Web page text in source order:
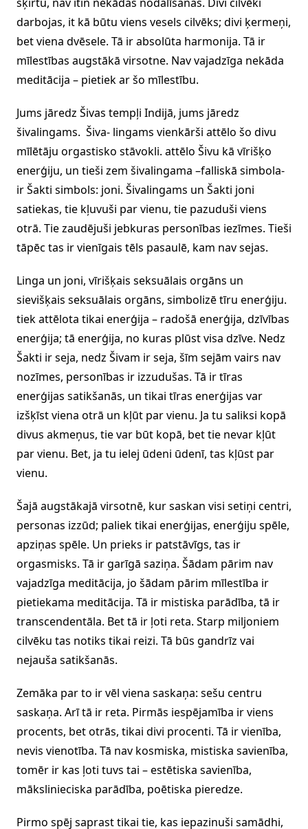
darbojas, it kā būtu viens vesels cilvēks; divi ķermeņi,
bet viena dvēsele. Tā ir absolūta harmonija. Tā ir
mīlestības augstākā virsotne. Nav vajadzīga nekāda
meditācija – pietiek ar šo mīlestību.
Jums jāredz Šivas tempļi Indijā, jums jāredz
šivalingams. Šiva- lingams vienkārši attēlo šo divu
mīlētāju orgastisko stāvokli. attēlo Šivu kā vīrišķo
enerģiju, un tieši zem šivalingama –falliskā simbola-
ir Šakti simbols: joni. Šivalingams un Šakti joni
satiekas, tie kļuvuši par vienu, tie pazuduši viens
otrā. Tie zaudējuši jebkuras personības iezīmes. Tieši
tāpēc tas ir vienīgais tēls pasaulē, kam nav sejas.
Linga un joni, vīrišķais seksuālais orgāns un
sievišķais seksuālais orgāns, simbolizē tīru enerģiju.
tiek attēlota tikai enerģija – radošā enerģija, dzīvības
enerģija; tā enerģija, no kuras plūst visa dzīve. Nedz
Šakti ir seja, nedz Šivam ir seja, šīm sejām vairs nav
nozīmes, personības ir izzudušas. Tā ir tīras
enerģijas satikšanās, un tikai tīras enerģijas var
izšķīst viena otrā un kļūt par vienu. Ja tu saliksi kopā
divus akmeņus, tie var būt kopā, bet tie nevar kļūt
par vienu. Bet, ja tu ielej ūdeni ūdenī, tas kļūst par
vienu.
Šajā augstākajā virsotnē, kur saskan visi setiņi centri,
personas izzūd; paliek tikai enerģijas, enerģiju spēle,
apziņas spēle. Un prieks ir patstāvīgs, tas ir
orgasmisks. Tā ir garīgā saziņa. Šādam pārim nav
vajadzīga meditācija, jo šādam pārim mīlestība ir
pietiekama meditācija. Tā ir mistiska parādība, tā ir
transcendentāla. Bet tā ir ļoti reta. Starp miljoniem
cilvēku tas notiks tikai reizi. Tā būs gandrīz vai
nejauša satikšanās.
Zemāka par to ir vēl viena saskaņa: sešu centru
saskaņa. Arī tā ir reta. Pirmās iespējamība ir viens
procents, bet otrās, tikai divi procenti. Tā ir vienība,
nevis vienotība. Tā nav kosmiska, mistiska savienība,
tomēr ir kas ļoti tuvs tai – estētiska savienība,
mākslinieciska parādība, poētiska pieredze.
Pirmo spēj saprast tikai tie, kas iepazinuši samādhi,